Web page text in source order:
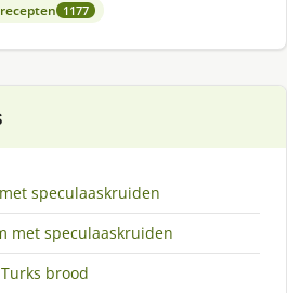
1177
speculaaskruiden
met speculaaskruiden
brood